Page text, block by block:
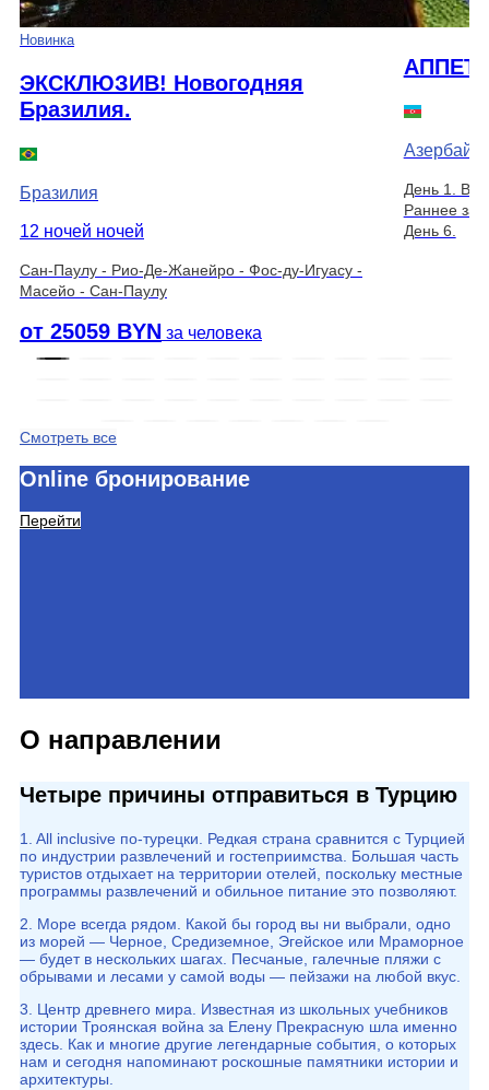
Новинка
ЭКСКЛЮЗИВ! Новогодняя
Бразилия.
Бразилия
12 ночей ночей
Сан-Паулу - Рио-Де-Жанейро - Фос-ду-Игуасу -
Масейо - Сан-Паулу
от 25059 BYN за человека
День 1.
Раннее
День 6.
Смотреть все
Online бронирование
Перейти
О направлении
Четыре причины отправиться в Турцию
1. All inclusive по-турецки. Редкая страна сравнится с Турцией
по индустрии развлечений и гостеприимства. Большая часть
туристов отдыхает на территории отелей, поскольку местные
программы развлечений и обильное питание это позволяют.
2. Море всегда рядом. Какой бы город вы ни выбрали, одно
из морей — Черное, Средиземное, Эгейское или Мраморное
— будет в нескольких шагах. Песчаные, галечные пляжи с
обрывами и лесами у самой воды — пейзажи на любой вкус.
3. Центр древнего мира. Известная из школьных учебников
истории Троянская война за Елену Прекрасную шла именно
здесь. Как и многие другие легендарные события, о которых
нам и сегодня напоминают роскошные памятники истории и
архитектуры.